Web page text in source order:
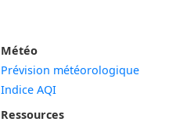
Météo
Prévision météorologique
Indice AQI
Ressources